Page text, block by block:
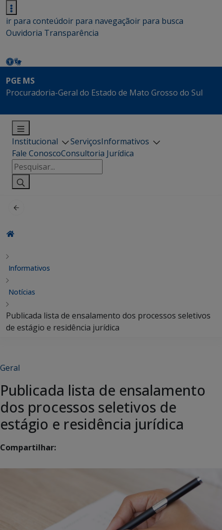
ir para conteúdoir para navegaçãoir para busca
Ouvidoria Transparência
PGE MS
Procuradoria-Geral do Estado de Mato Grosso do Sul
Institucional ServiçosInformativos
Fale ConoscoConsultoria Jurídica
Pesquisar
por:
Informativos
Notícias
Publicada lista de ensalamento dos processos seletivos
de estágio e residência jurídica
Geral
Publicada lista de ensalamento
dos processos seletivos de
estágio e residência jurídica
Compartilhar: